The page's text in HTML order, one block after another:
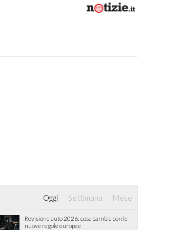
Oggi Settimana Mese
Revisione auto 2026: cosa cambia con le
nuove regole europee